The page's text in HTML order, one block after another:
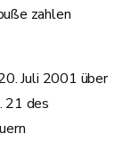
zahlen
Juli 2001 über
21 des